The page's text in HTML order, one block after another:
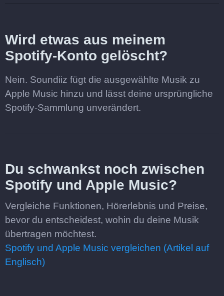
Wird etwas aus meinem
Spotify-Konto gelöscht?
Nein. Soundiiz fügt die ausgewählte Musik zu
Apple Music hinzu und lässt deine ursprüngliche
Spotify-Sammlung unverändert.
Du schwankst noch zwischen
Spotify und Apple Music?
Vergleiche Funktionen, Hörerlebnis und Preise,
bevor du entscheidest, wohin du deine Musik
übertragen möchtest.
Spotify und Apple Music vergleichen (Artikel auf
Englisch)